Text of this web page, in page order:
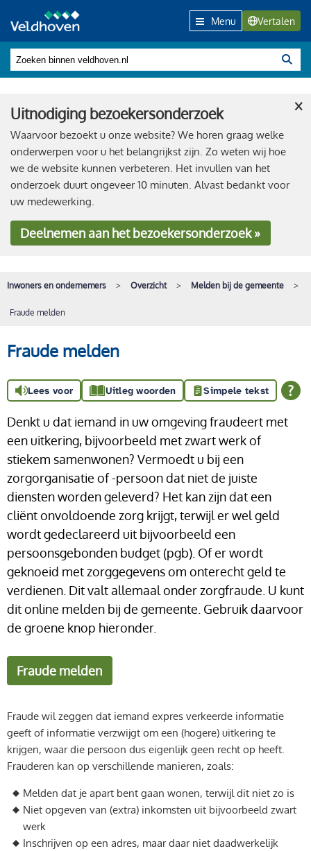
Menu Vertalen
Uitnodiging bezoekersonderzoek
Waarvoor bezoekt u onze website? We horen graag welke
onderwerpen voor u het belangrijkst zijn. Zo weten wij hoe
we de website kunnen verbeteren. Het invullen van het
onderzoek duurt ongeveer 10 minuten. Alvast bedankt voor
uw medewerking.
Deelnemenaan het bezoekersonderzoek »
×
Inwoners en ondernemers Overzicht Melden bij de gemeente
Fraude melden
Fraude melden
Lees voor Uitleg woorden Simpele tekst
Denkt u dat iemand in uw omgeving fraudeert met
een uitkering, bijvoorbeeld met zwart werk of
stiekem samenwonen? Vermoedt u bij een
zorgorganisatie of -persoon dat niet de juiste
diensten worden geleverd? Het kan zijn dat een
cliënt onvoldoende zorg krijgt, terwijl er wel geld
wordt gedeclareerd uit bijvoorbeeld een
persoonsgebonden budget (pgb). Of er wordt
geknoeid met zorggegevens om onterecht geld te
verdienen. Dit valt allemaal onder zorgfraude. U kunt
dit online melden bij de gemeente. Gebruik daarvoor
de groene knop hieronder.
Fraude melden
Fraude wil zeggen dat iemand expres verkeerde informatie
geeft of informatie verzwijgt om een (hogere) uitkering te
krijgen, waar die persoon dus eigenlijk geen recht op heeft.
Frauderen kan op verschillende manieren, zoals:
Melden dat je apart bent gaan wonen, terwijl dit niet zo is
Niet opgeven van (extra) inkomsten uit bijvoorbeeld zwart
werk
Inschrijven op een adres, maar daar niet daadwerkelijk